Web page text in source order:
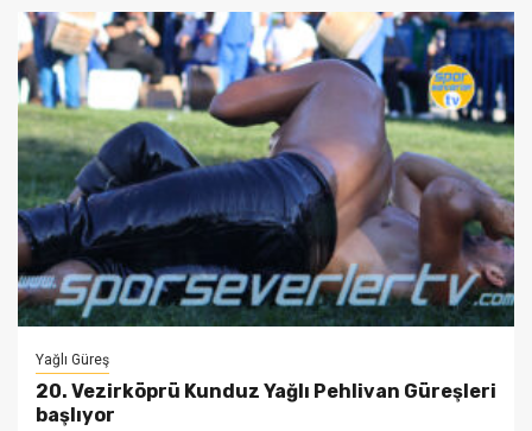
Yağlı Güreş
20. Vezirköprü Kunduz Yağlı Pehlivan Güreşleri
başlıyor